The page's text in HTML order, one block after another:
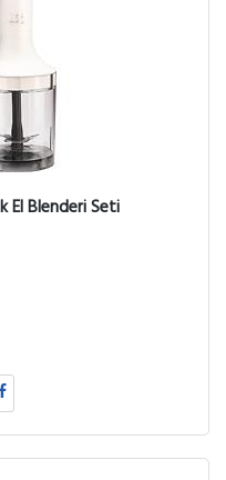
El Blenderi Seti